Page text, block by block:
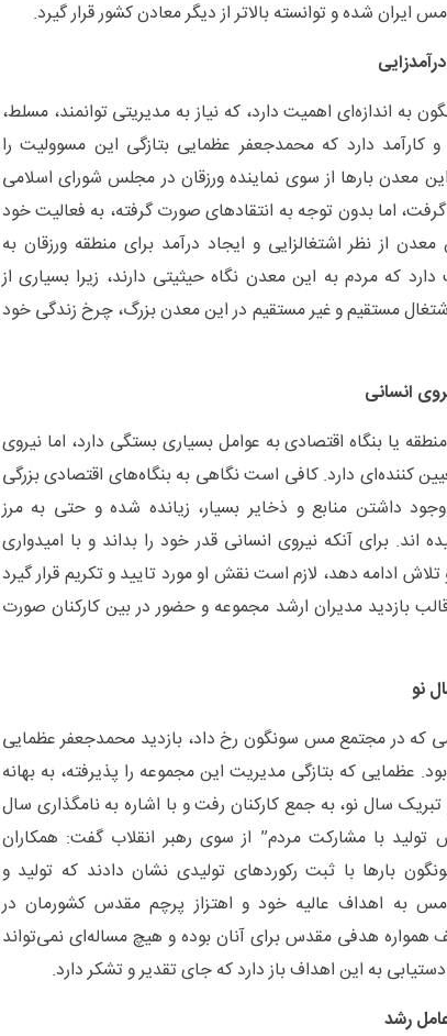
ایران شده و توانسته بالاتر از دیگر معادن کشور قرار گیرد.
اندازه‌ای اهمیت دارد، که نیاز به مدیریتی توانمند، مسلط،
کارآمد دارد که محمدجعفر عظمایی بتازگی این مسوولیت را
معدن بار‌ها از سوی نماینده ورزقان در مجلس شورای اسلامی
گرفت، اما بدون توجه به انتقاد‌های صورت گرفته، به فعالیت خود
معدن از نظر اشتغالزایی و ایجاد درآمد برای منطقه ورزقان به
دارد که مردم به این معدن نگاه حیثیتی دارند، زیرا بسیاری از
مستقیم و غیر مستقیم در این معدن بزرگ، چرخ زندگی خود
انسانی
یا بنگاه اقتصادی به عوامل بسیاری بستگی دارد، اما نیروی
کننده‌ای دارد. کافی است نگاهی به بنگاه‌های اقتصادی بزرگی
وجود داشتن منابع و ذخایر بسیار، زیانده شده و حتی به مرز
اند. برای آنکه نیروی انسانی قدر خود را بداند و با امیدواری
تلاش ادامه دهد، لازم است نقش او مورد تایید و تکریم قرار گیرد
بازدید مدیران ارشد مجموعه و حضور در بین کارکنان صورت
نو
که در مجتمع مس سونگون رخ داد، بازدید محمدجعفر عظمایی
عظمایی که بتازگی مدیریت این مجموعه را پذیرفته، به بهانه
تبریک سال نو، به جمع کارکنان رفت و با اشاره به نامگذاری سال
تولید با مشارکت مردم” از سوی رهبر انقلاب گفت: همکاران
بار‌ها با ثبت رکورد‌های تولیدی نشان دادند که تولید و
به اهداف عالیه خود و اهتزاز پرچم مقدس کشورمان در
همواره هدفی مقدس برای آنان بوده و هیچ مساله‌ای نمی‌تواند
دستیابی به این اهداف باز دارد که جای تقدیر و تشکر دارد.
رشد